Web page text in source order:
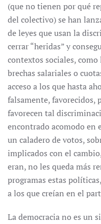
(que no tienen por qué
del colectivo) se han
de leyes que usan la
cerrar “heridas” y
contextos sociales,
brechas salariales o
acceso a los que hasta
falsamente, favorecidos,
favorecen tal
encontrado acomodo en
un caladero de votos,
implicados con el
eran, no les queda más
programas estas
a los que creían en el
La democracia no es un